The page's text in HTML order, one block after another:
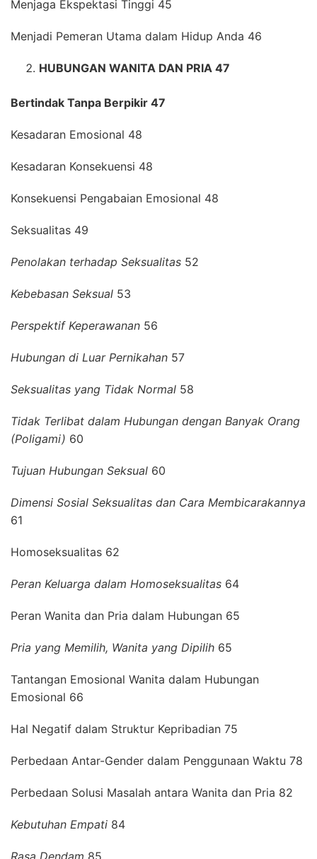
Menjaga Ekspektasi Tinggi 45
Menjadi Pemeran Utama dalam Hidup Anda 46
HUBUNGAN WANITA DAN PRIA 47
Bertindak Tanpa Berpikir 47
Kesadaran Emosional 48
Kesadaran Konsekuensi 48
Konsekuensi Pengabaian Emosional 48
Seksualitas 49
Penolakan terhadap Seksualitas 52
Kebebasan Seksual 53
Perspektif Keperawanan 56
Hubungan di Luar Pernikahan 57
Seksualitas yang Tidak Normal 58
Tidak Terlibat dalam Hubungan dengan Banyak Orang
(Poligami) 60
Tujuan Hubungan Seksual 60
Dimensi Sosial Seksualitas dan Cara Membicarakannya
61
Homoseksualitas 62
Peran Keluarga dalam Homoseksualitas 64
Peran Wanita dan Pria dalam Hubungan 65
Pria yang Memilih, Wanita yang Dipilih 65
Tantangan Emosional Wanita dalam Hubungan
Emosional 66
Hal Negatif dalam Struktur Kepribadian 75
Perbedaan Antar-Gender dalam Penggunaan Waktu 78
Perbedaan Solusi Masalah antara Wanita dan Pria 82
Kebutuhan Empati 84
Rasa Dendam 85